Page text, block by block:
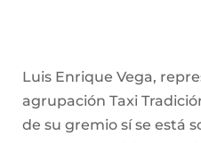
para un aumento en el
es la competencia,
pasaje de los camiones,